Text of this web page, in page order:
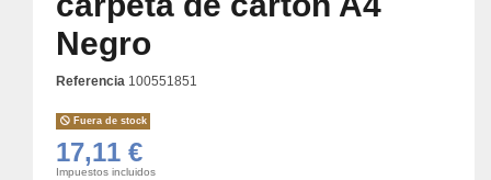
Negro
Referencia 100551851
Fuera de stock
17,11 €
Impuestos incluidos